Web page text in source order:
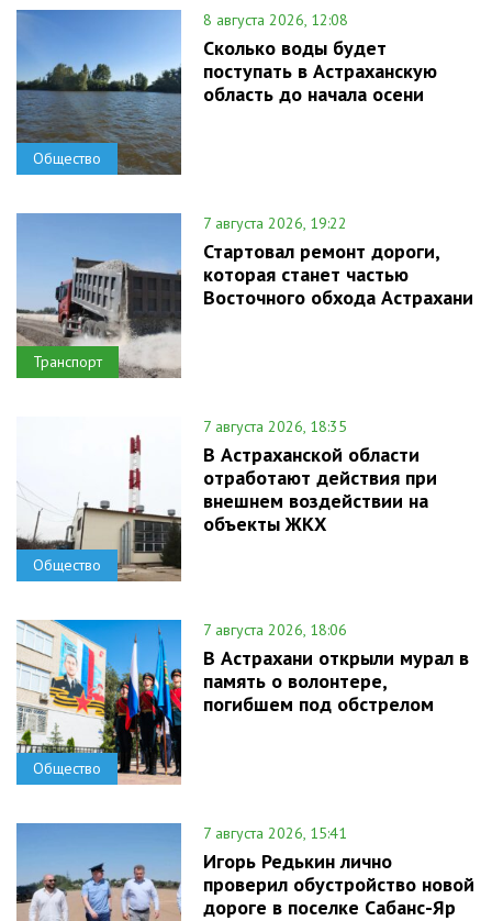
Общество
8 августа 2026, 12:08
Сколько воды будет
поступать в Астраханскую
область до начала осени
Транспорт
7 августа 2026, 19:22
Стартовал ремонт дороги,
которая станет частью
Восточного обхода Астрахани
Общество
7 августа 2026, 18:35
В Астраханской области
отработают действия при
внешнем воздействии на
объекты ЖКХ
Общество
7 августа 2026, 18:06
В Астрахани открыли мурал в
память о волонтере,
погибшем под обстрелом
7 августа 2026, 15:41
Игорь Редькин лично
проверил обустройство новой
дороге в поселке Сабанс-Яр